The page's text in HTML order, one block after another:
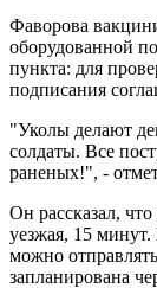
Фаворова
оборудованной
пункта: для
подписания
"Уколы делают
солдаты. Все
раненых!", -
Он рассказал,
уезжая, 15 минут.
можно
запланирована